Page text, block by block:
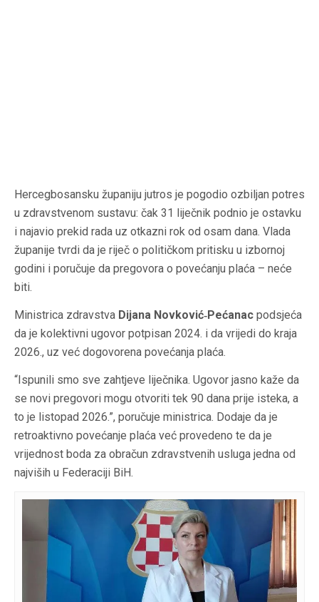
Hercegbosansku županiju jutros je pogodio ozbiljan potres
u zdravstvenom sustavu: čak 31 liječnik podnio je ostavku
i najavio prekid rada uz otkazni rok od osam dana. Vlada
županije tvrdi da je riječ o političkom pritisku u izbornoj
godini i poručuje da pregovora o povećanju plaća – neće
biti.
Ministrica zdravstva Dijana Novković‑Pećanac podsjeća
da je kolektivni ugovor potpisan 2024. i da vrijedi do kraja
2026., uz već dogovorena povećanja plaća.
“Ispunili smo sve zahtjeve liječnika. Ugovor jasno kaže da
se novi pregovori mogu otvoriti tek 90 dana prije isteka, a
to je listopad 2026.”, poručuje ministrica. Dodaje da je
retroaktivno povećanje plaća već provedeno te da je
vrijednost boda za obračun zdravstvenih usluga jedna od
najviših u Federaciji BiH.